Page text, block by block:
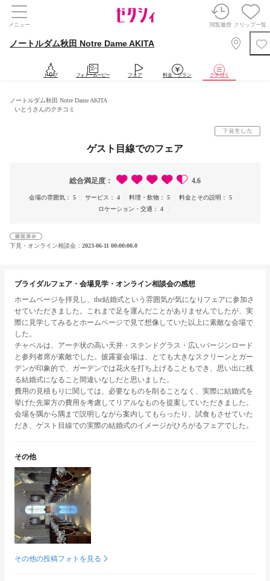
メニュー 閲覧履歴 クリップ一覧
ノートルダム秋田 Notre Dame AKITA
トップ フォト・ムービー フェア 料金・プラン クチコミ
ノートルダム秋田 Notre Dame AKITA
いとうさんのクチコミ
ゲスト目線でのフェア
総合満足度 4.6
会場の雰囲気 5 サービス 4 料理・飲物 5 料金とその説明
5
ロケーション・交通
4
下見・オンライン相談会 2023-06-11 00:00:00.0
ブライダルフェア・会場見学・オンライン相談会の感想
ホームページを拝見し、the結婚式という雰囲気が気になりフェアに参加さ
せていただきました。これまで足を運んだことがありませんでしたが、実
際に見学してみるとホームページで見て想像していた以上に素敵な会場で
した。
チャペルは、アーチ状の高い天井・ステンドグラス・広いバージンロード
と参列者席が素敵でした。披露宴会場は、とても大きなスクリーンとガー
デンが印象的で、ガーデンでは花火を打ち上げることもでき、思い出に残
る結婚式になること間違いなしだと思いました。
費用の見積もりに関しては、必要なものを削ることなく、実際に結婚式を
挙げた先輩方の費用を考慮してリアルなものを提案していただきました。
会場を隅から隅まで説明しながら案内してもらったり、試食もさせていた
だき、ゲスト目線での実際の結婚式のイメージがひろがるフェアでした。
その他
その他の投稿フォトを見る